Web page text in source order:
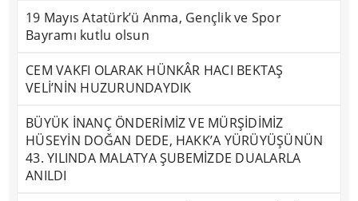
19 Mayıs Atatürk’ü Anma, Gençlik ve Spor
Bayramı kutlu olsun
CEM VAKFI OLARAK HÜNKÂR HACI BEKTAŞ
VELİ’NİN HUZURUNDAYDIK
BÜYÜK İNANÇ ÖNDERİMİZ VE MÜRŞİDİMİZ
HÜSEYİN DOĞAN DEDE, HAKK’A YÜRÜYÜŞÜNÜN
43. YILINDA MALATYA ŞUBEMİZDE DUALARLA
ANILDI